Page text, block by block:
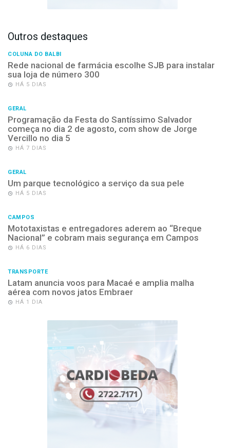
Outros destaques
COLUNA DO BALBI
Rede nacional de farmácia escolhe SJB para instalar
sua loja de número 300
HÁ 5 DIAS
GERAL
Programação da Festa do Santíssimo Salvador
começa no dia 2 de agosto, com show de Jorge
Vercillo no dia 5
HÁ 7 DIAS
GERAL
Um parque tecnológico a serviço da sua pele
HÁ 5 DIAS
CAMPOS
Mototaxistas e entregadores aderem ao “Breque
Nacional” e cobram mais segurança em Campos
HÁ 6 DIAS
TRANSPORTE
Latam anuncia voos para Macaé e amplia malha
aérea com novos jatos Embraer
HÁ 1 DIA